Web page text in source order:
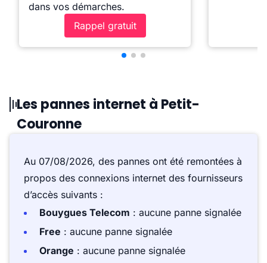
dans vos démarches.
Rappel gratuit
Les pannes internet à Petit-
Couronne
Au 07/08/2026, des pannes ont été remontées à
propos des connexions internet des fournisseurs
d’accès suivants :
Bouygues Telecom : aucune panne signalée
Free : aucune panne signalée
Orange : aucune panne signalée